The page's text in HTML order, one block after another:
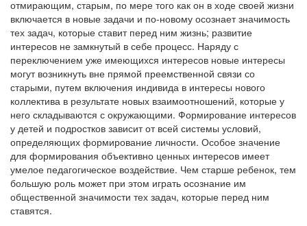
отмирающим, старым, по мере того как он в ходе своей жизни
включается в новые задачи и по-новому осознает значимость
тех задач, которые ставит перед ним жизнь; развитие
интересов не замкнутый в себе процесс. Наряду с
переключением уже имеющихся интересов новые интересы
могут возникнуть вне прямой преемственной связи со
старыми, путем включения индивида в интересы нового
коллектива в результате новых взаимоотношений, которые у
него складываются с окружающими. Формирование интересов
у детей и подростков зависит от всей системы условий,
определяющих формирование личности. Особое значение
для формирования объективно ценных интересов имеет
умелое педагогическое воздействие. Чем старше ребенок, тем
большую роль может при этом играть осознание им
общественной значимости тех задач, которые перед ним
ставятся.